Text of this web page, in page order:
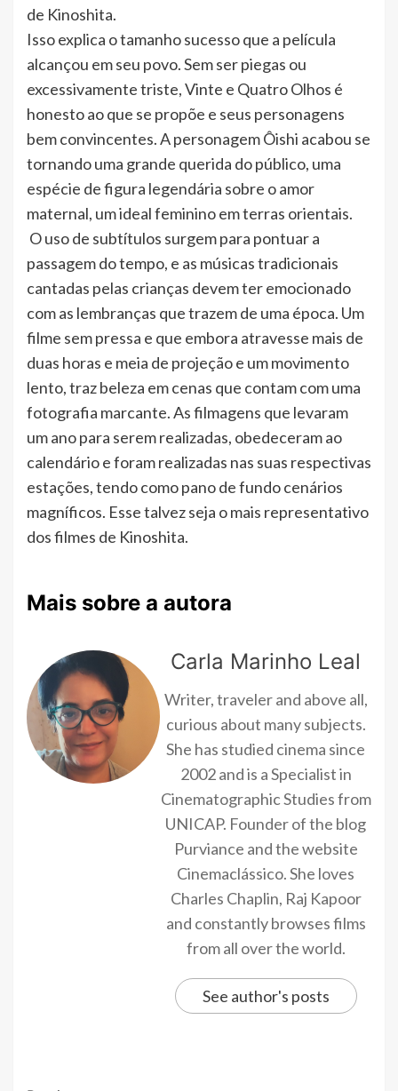
de Kinoshita.
Isso explica o tamanho sucesso que a película
alcançou em seu povo. Sem ser piegas ou
excessivamente triste, Vinte e Quatro Olhos é
honesto ao que se propõe e seus personagens
bem convincentes. A personagem Ôishi acabou se
tornando uma grande querida do público, uma
espécie de figura legendária sobre o amor
maternal, um ideal feminino em terras orientais.
O uso de subtítulos surgem para pontuar a
passagem do tempo, e as músicas tradicionais
cantadas pelas crianças devem ter emocionado
com as lembranças que trazem de uma época. Um
filme sem pressa e que embora atravesse mais de
duas horas e meia de projeção e um movimento
lento, traz beleza em cenas que contam com uma
fotografia marcante. As filmagens que levaram
um ano para serem realizadas, obedeceram ao
calendário e foram realizadas nas suas respectivas
estações, tendo como pano de fundo cenários
magníficos. Esse talvez seja o mais representativo
dos filmes de Kinoshita.
Mais sobre a autora
Carla Marinho Leal
Writer, traveler and above all,
curious about many subjects.
She has studied cinema since
2002 and is a Specialist in
Cinematographic Studies from
UNICAP. Founder of the blog
Purviance and the website
Cinemaclássico. She loves
Charles Chaplin, Raj Kapoor
and constantly browses films
from all over the world.
See author's posts